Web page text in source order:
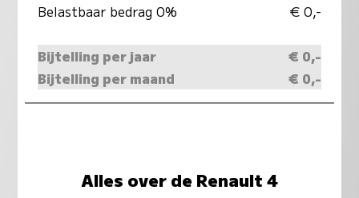
Belastbaar bedrag 0%
€ 0,-
Bijtelling per jaar
€ 0,-
Bijtelling per maand
€ 0,-
Alles over de Renault 4